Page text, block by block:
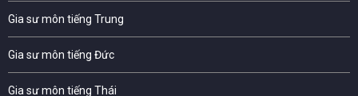
Gia sư môn tiếng Trung
Gia sư môn tiếng Đức
Gia sư môn tiếng Thái